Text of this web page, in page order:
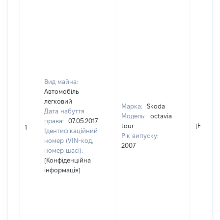
1
Вид майна:
Автомобіль
легковий
Дата набуття
права:
07.05.2017
Ідентифікаційний
номер (VIN-код,
номер шасі):
[Конфіденційна
інформація]
Марка:
Skoda
Модель:
octavia
tour
Рік випуску:
2007
[Не